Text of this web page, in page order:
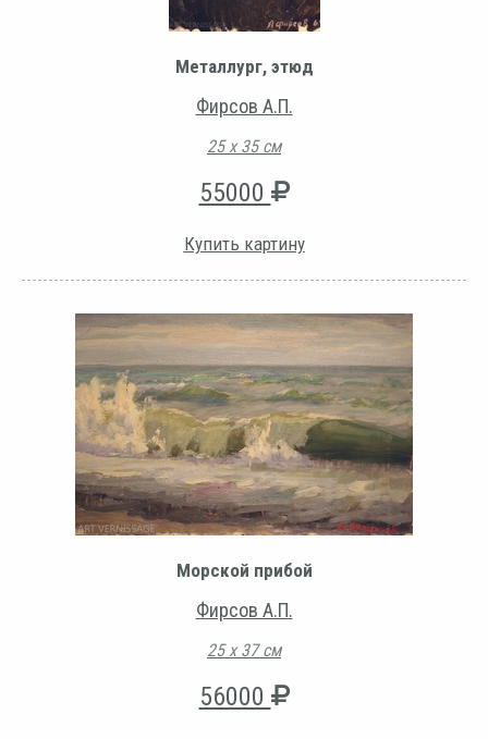
Металлург, этюд
Фирсов А.П.
25 х 35 см
55000
Купить картину
Морской прибой
Фирсов А.П.
25 х 37 см
56000